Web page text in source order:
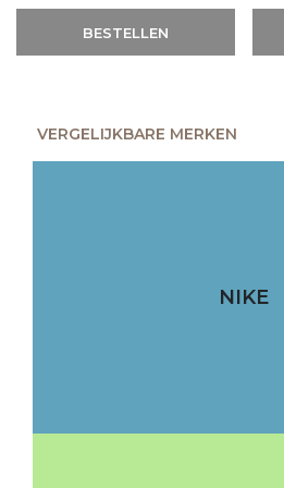
BESTELLEN
VERGELIJKBARE MERKEN
NIKE